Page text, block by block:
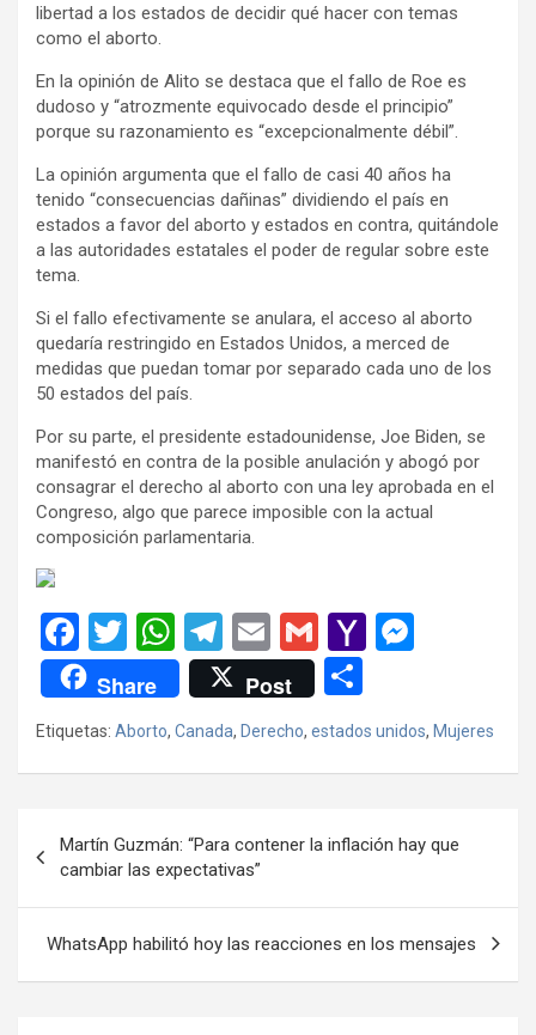
libertad a los estados de decidir qué hacer con temas
como el aborto.
En la opinión de Alito se destaca que el fallo de Roe es
dudoso y “atrozmente equivocado desde el principio”
porque su razonamiento es “excepcionalmente débil”.
La opinión argumenta que el fallo de casi 40 años ha
tenido “consecuencias dañinas” dividiendo el país en
estados a favor del aborto y estados en contra, quitándole
a las autoridades estatales el poder de regular sobre este
tema.
Si el fallo efectivamente se anulara, el acceso al aborto
quedaría restringido en Estados Unidos, a merced de
medidas que puedan tomar por separado cada uno de los
50 estados del país.
Por su parte, el presidente estadounidense, Joe Biden, se
manifestó en contra de la posible anulación y abogó por
consagrar el derecho al aborto con una ley aprobada en el
Congreso, algo que parece imposible con la actual
composición parlamentaria.
F
a
ce
b
o
k
T
wi
tt
er
W
h
at
s
A
p
T
el
e
gr
a
E
m
ail
G
m
ail
Y
o
o
ail
n
g
Share Post
m
ar
Etiquetas: Aborto, Canada, Derecho, estados unidos, Mujeres
de
entradas
Martín Guzmán: “Para contener la inflación hay que
cambiar las expectativas”
WhatsApp habilitó hoy las reacciones en los mensajes